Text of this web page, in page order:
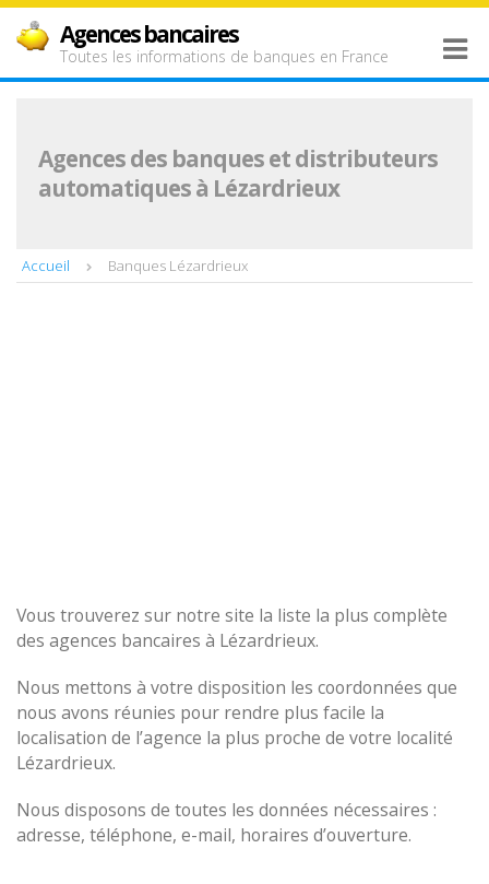
Agences bancaires
Toutes les informations de banques en France
Agences des banques et distributeurs
automatiques à Lézardrieux
Accueil Banques Lézardrieux
Vous trouverez sur notre site la liste la plus complète
des agences bancaires à Lézardrieux.
Nous mettons à votre disposition les coordonnées que
nous avons réunies pour rendre plus facile la
localisation de l’agence la plus proche de votre localité
Lézardrieux.
Nous disposons de toutes les données nécessaires :
adresse, téléphone, e-mail, horaires d’ouverture.